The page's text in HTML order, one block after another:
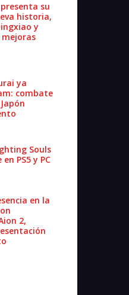
su
historia,
y
mejoras
ya
combate
Souls
PS5 y PC
en la
2,